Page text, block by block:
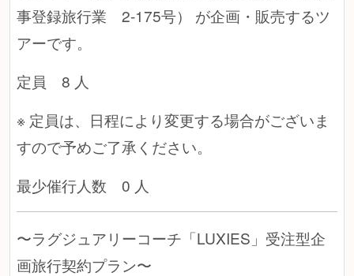
事登録旅行業 2-175号） が企画・販売するツ
アーです。
定員 8 人
※ 定員は、日程により変更する場合がございま
すので予めご了承ください。
最少催行人数 0 人
〜ラグジュアリーコーチ「LUXIES」受注型企
画旅行契約プラン〜